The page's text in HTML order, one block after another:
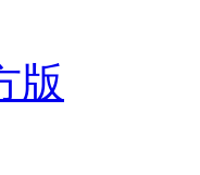
版